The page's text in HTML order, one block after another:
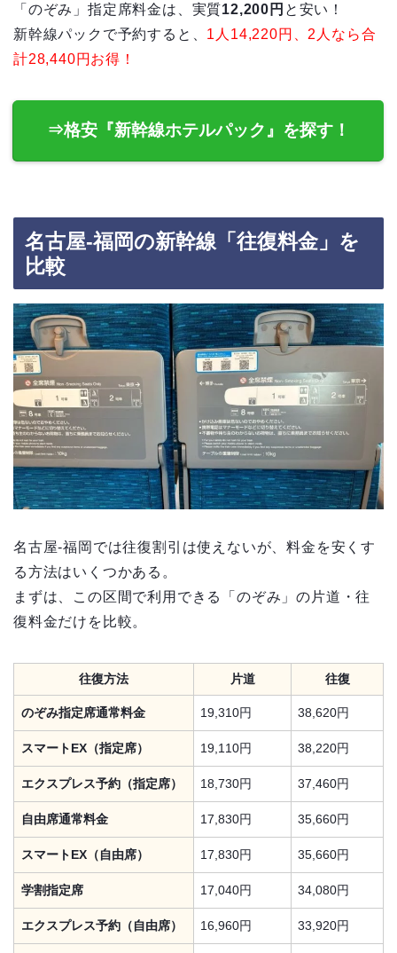
「のぞみ」指定席料金は、実質12,200円 と安い！
新幹線パックで予約すると、 1人14,220円、2人なら合
計28,440円お得！
⇒格安『新幹線ホテルパック』を探す！
名古屋‐福岡の新幹線「往復料金」を
比較
名古屋‐福岡では往復割引は使えないが、料金を安くす
る方法はいくつかある。
まずは、この区間で利用できる「のぞみ」の片道・往
復料金だけを比較。
往復方法 片道 往復
のぞみ指定席通常料金 19,310円 38,620円
スマートEX（指定席） 19,110円 38,220円
エクスプレス予約（指定席） 18,730円 37,460円
自由席通常料金 17,830円 35,660円
スマートEX（自由席） 17,830円 35,660円
学割指定席 17,040円 34,080円
エクスプレス予約（自由席） 16,960円 33,920円